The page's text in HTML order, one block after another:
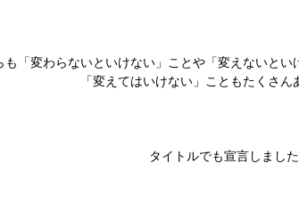
も「変わらないといけない」ことや「変えないと
「変えてはいけない」こともたくさん
タイトルでも宣言しまし